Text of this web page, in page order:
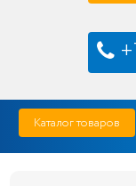
Skip
content
Фрегат — мебельные
Каталог товаров